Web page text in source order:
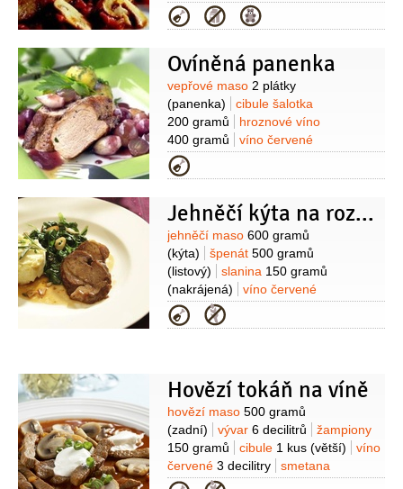
1 kus
žampiony
(čerstvé)
víno červené2 decilitry
Kategorie
Ovíněná panenka
Suroviny
vepřové maso 2 plátky
(panenka)
cibule šalotka
200 gramů
hroznové víno
400 gramů
víno červené
250 mililitrů
4 lžíce
cukr1 lžíce
šťáva citronová
1 lžička
Kategorie
Jehněčí kýta na rozmarýnu se špenátem
Suroviny
jehněčí maso 600 gramů
(kýta)
špenát 500 gramů
(listový)
slanina 150 gramů
(nakrájená)
víno červené
2 decilitry
(větší)
česnek5 stroužků
jalovec
500 gramů
(oloupané, uvařené
doměkka)
máslo50 gramů
pórek
1/2kusu smetana1/2decilitru
(mletý)
sůl
Kategorie
Hovězí tokáň na víně
Suroviny
hovězí maso 500 gramů
(zadní)
vývar 6 decilitrů
žampiony
150 gramů
cibule 1 kus (větší)
víno
červené 3 decilitry
smetana
zakysaná